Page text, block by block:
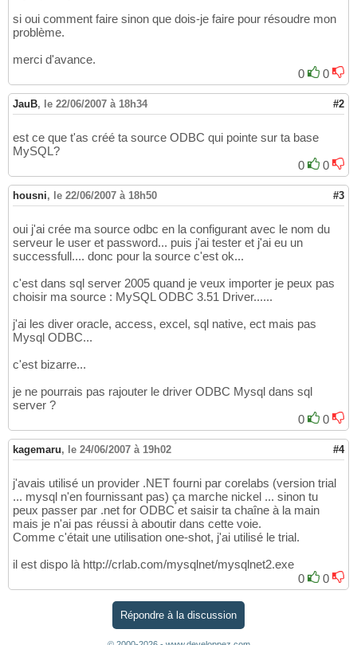
si oui comment faire sinon que dois-je faire pour résoudre mon
problème.
merci d'avance.
0
0
JauB, le 22/06/2007 à 18h34 #2
est ce que t'as créé ta source ODBC qui pointe sur ta base
MySQL?
0
0
housni, le 22/06/2007 à 18h50 #3
oui j'ai crée ma source odbc en la configurant avec le nom du
serveur le user et password... puis j'ai tester et j'ai eu un
successfull.... donc pour la source c'est ok...
c'est dans sql server 2005 quand je veux importer je peux pas
choisir ma source : MySQL ODBC 3.51 Driver......
j'ai les diver oracle, access, excel, sql native, ect mais pas
Mysql ODBC...
c'est bizarre...
je ne pourrais pas rajouter le driver ODBC Mysql dans sql
server ?
0
0
kagemaru, le 24/06/2007 à 19h02 #4
j'avais utilisé un provider .NET fourni par corelabs (version trial
... mysql n'en fournissant pas) ça marche nickel ... sinon tu
peux passer par .net for ODBC et saisir ta chaîne à la main
mais je n'ai pas réussi à aboutir dans cette voie.
Comme c'était une utilisation one-shot, j'ai utilisé le trial.
il est dispo là http://crlab.com/mysqlnet/mysqlnet2.exe
0
0
Répondre à la discussion